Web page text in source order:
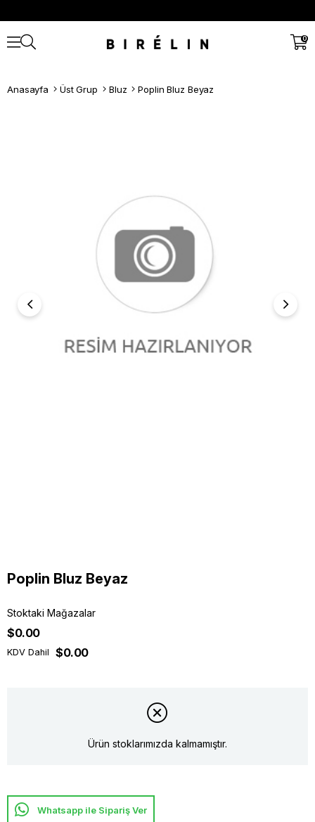
0
Anasayfa Üst Grup Bluz Poplin Bluz Beyaz
Poplin Bluz Beyaz
Stoktaki Mağazalar
$0.00
KDV Dahil $0.00
Ürün stoklarımızda kalmamıştır.
Whatsapp ile Sipariş Ver